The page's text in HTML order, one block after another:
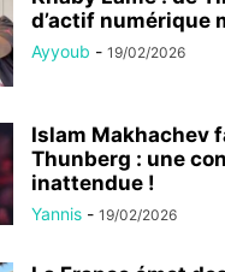
d’actif numérique
Ayyoub - 19/02/2026
Islam Makhachev
Thunberg : une
inattendue !
Yannis - 19/02/2026